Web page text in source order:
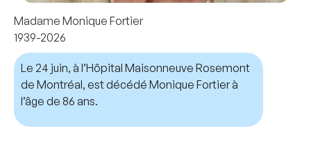
Madame Monique Fortier
1939-2026
Le 24 juin, à l’Hôpital Maisonneuve Rosemont
de Montréal, est décédé Monique Fortier à
l’âge de 86 ans.